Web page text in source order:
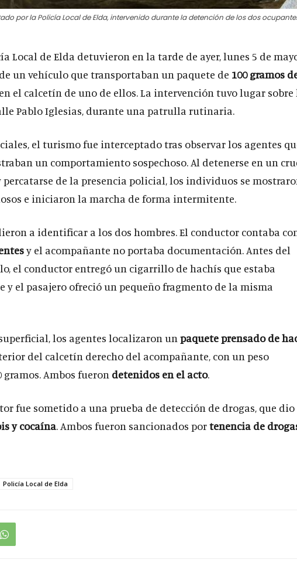
por la Policía Local de Elda, intervenido durante la detención de los dos
Local de Elda detuvieron en la tarde de ayer, lunes 5 de
un vehículo que transportaban un paquete de 100 gramos
el calcetín de uno de ellos. La intervención tuvo lugar sobre
Pablo Iglesias, durante una patrulla rutinaria.
el turismo fue interceptado tras observar los agentes
un comportamiento sospechoso. Al detenerse en un
percatarse de la presencia policial, los individuos se
e iniciaron la marcha de forma intermitente.
a identificar a los dos hombres. El conductor contaba
y el acompañante no portaba documentación. Antes del
el conductor entregó un cigarrillo de hachís que estaba
y el pasajero ofreció un pequeño fragmento de la misma
los agentes localizaron un paquete prensado de
del calcetín derecho del acompañante, con un peso
Ambos fueron detenidos en el acto.
fue sometido a una prueba de detección de drogas, que dio
y cocaína. Ambos fueron sancionados portenencia de
Policía Local de Elda